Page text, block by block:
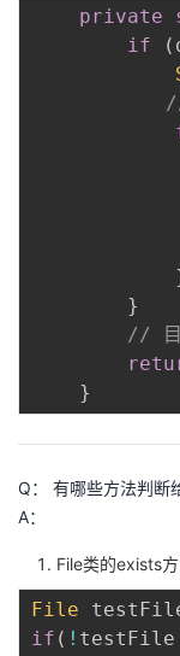
学
堂
我
的
我
我
技
的
private
if
(
}
// 目
}
Q： 有哪些方法判断
A：
File类的exists
File
if ( ! testFile